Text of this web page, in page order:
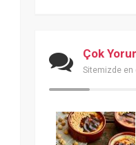
Çok
Sitemizde en